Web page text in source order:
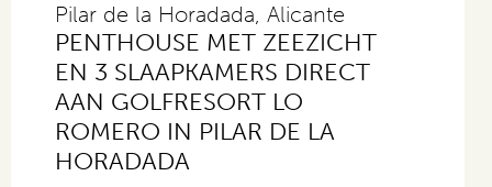
Pilar de la Horadada, Alicante
PENTHOUSE MET ZEEZICHT
EN 3 SLAAPKAMERS DIRECT
AAN GOLFRESORT LO
ROMERO IN PILAR DE LA
HORADADA